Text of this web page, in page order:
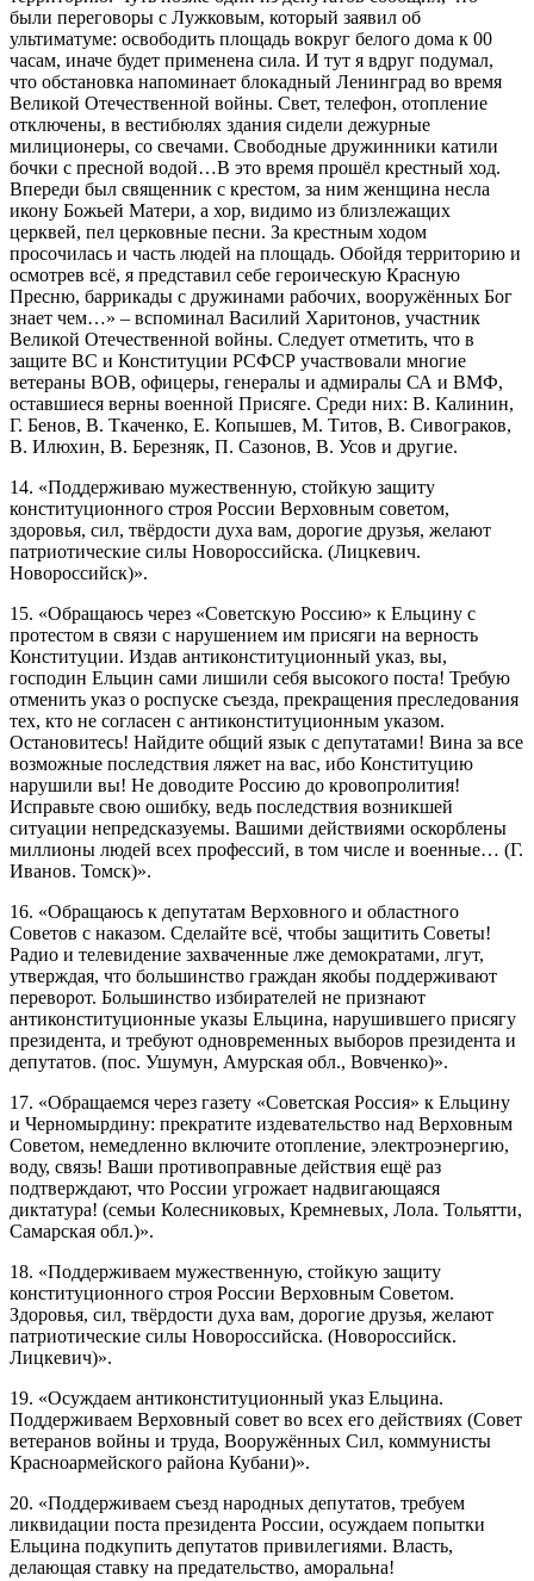
были переговоры с Лужковым, который заявил об
ультиматуме: освободить площадь вокруг белого дома к 00
часам, иначе будет применена сила. И тут я вдруг подумал,
что обстановка напоминает блокадный Ленинград во время
Великой Отечественной войны. Свет, телефон, отопление
отключены, в вестибюлях здания сидели дежурные
милиционеры, со свечами. Свободные дружинники катили
бочки с пресной водой…В это время прошёл крестный ход.
Впереди был священник с крестом, за ним женщина несла
икону Божьей Матери, а хор, видимо из близлежащих
церквей, пел церковные песни. За крестным ходом
просочилась и часть людей на площадь. Обойдя территорию и
осмотрев всё, я представил себе героическую Красную
Пресню, баррикады с дружинами рабочих, вооружённых Бог
знает чем…» – вспоминал Василий Харитонов, участник
Великой Отечественной войны. Следует отметить, что в
защите ВС и Конституции РСФСР участвовали многие
ветераны ВОВ, офицеры, генералы и адмиралы СА и ВМФ,
оставшиеся верны военной Присяге. Среди них: В. Калинин,
Г. Бенов, В. Ткаченко, Е. Копышев, М. Титов, В. Сивограков,
В. Илюхин, В. Березняк, П. Сазонов, В. Усов и другие.
14. «Поддерживаю мужественную, стойкую защиту
конституционного строя России Верховным советом,
здоровья, сил, твёрдости духа вам, дорогие друзья, желают
патриотические силы Новороссийска. (Лицкевич.
Новороссийск)».
15. «Обращаюсь через «Советскую Россию» к Ельцину с
протестом в связи с нарушением им присяги на верность
Конституции. Издав антиконституционный указ, вы,
господин Ельцин сами лишили себя высокого поста! Требую
отменить указ о роспуске съезда, прекращения преследования
тех, кто не согласен с антиконституционным указом.
Остановитесь! Найдите общий язык с депутатами! Вина за все
возможные последствия ляжет на вас, ибо Конституцию
нарушили вы! Не доводите Россию до кровопролития!
Исправьте свою ошибку, ведь последствия возникшей
ситуации непредсказуемы. Вашими действиями оскорблены
миллионы людей всех профессий, в том числе и военные… (Г.
Иванов. Томск)».
16. «Обращаюсь к депутатам Верховного и областного
Советов с наказом. Сделайте всё, чтобы защитить Советы!
Радио и телевидение захваченные лже демократами, лгут,
утверждая, что большинство граждан якобы поддерживают
переворот. Большинство избирателей не признают
антиконституционные указы Ельцина, нарушившего присягу
президента, и требуют одновременных выборов президента и
депутатов. (пос. Ушумун, Амурская обл., Вовченко)».
17. «Обращаемся через газету «Советская Россия» к Ельцину
и Черномырдину: прекратите издевательство над Верховным
Советом, немедленно включите отопление, электроэнергию,
воду, связь! Ваши противоправные действия ещё раз
подтверждают, что России угрожает надвигающаяся
диктатура! (семьи Колесниковых, Кремневых, Лола. Тольятти,
Самарская обл.)».
18. «Поддерживаем мужественную, стойкую защиту
конституционного строя России Верховным Советом.
Здоровья, сил, твёрдости духа вам, дорогие друзья, желают
патриотические силы Новороссийска. (Новороссийск.
Лицкевич)».
19. «Осуждаем антиконституционный указ Ельцина.
Поддерживаем Верховный совет во всех его действиях (Совет
ветеранов войны и труда, Вооружённых Сил, коммунисты
Красноармейского района Кубани)».
20. «Поддерживаем съезд народных депутатов, требуем
ликвидации поста президента России, осуждаем попытки
Ельцина подкупить депутатов привилегиями. Власть,
делающая ставку на предательство, аморальна!